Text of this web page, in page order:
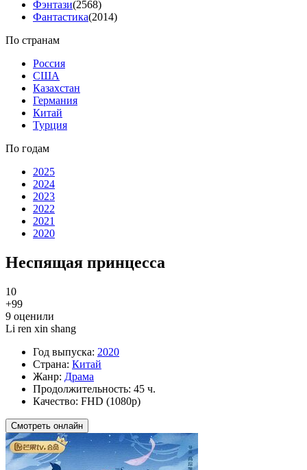
Фэнтази(2568)
Фантастика(2014)
По странам
Россия
США
Казахстан
Германия
Китай
Турция
По годам
2025
2024
2023
2022
2021
2020
Неспящая принцесса
10
+99
9 оценили
Li ren xin shang
Год выпуска: 2020
Страна: Китай
Жанр: Драма
Продолжительность: 45 ч.
Качество: FHD (1080p)
Смотреть онлайн